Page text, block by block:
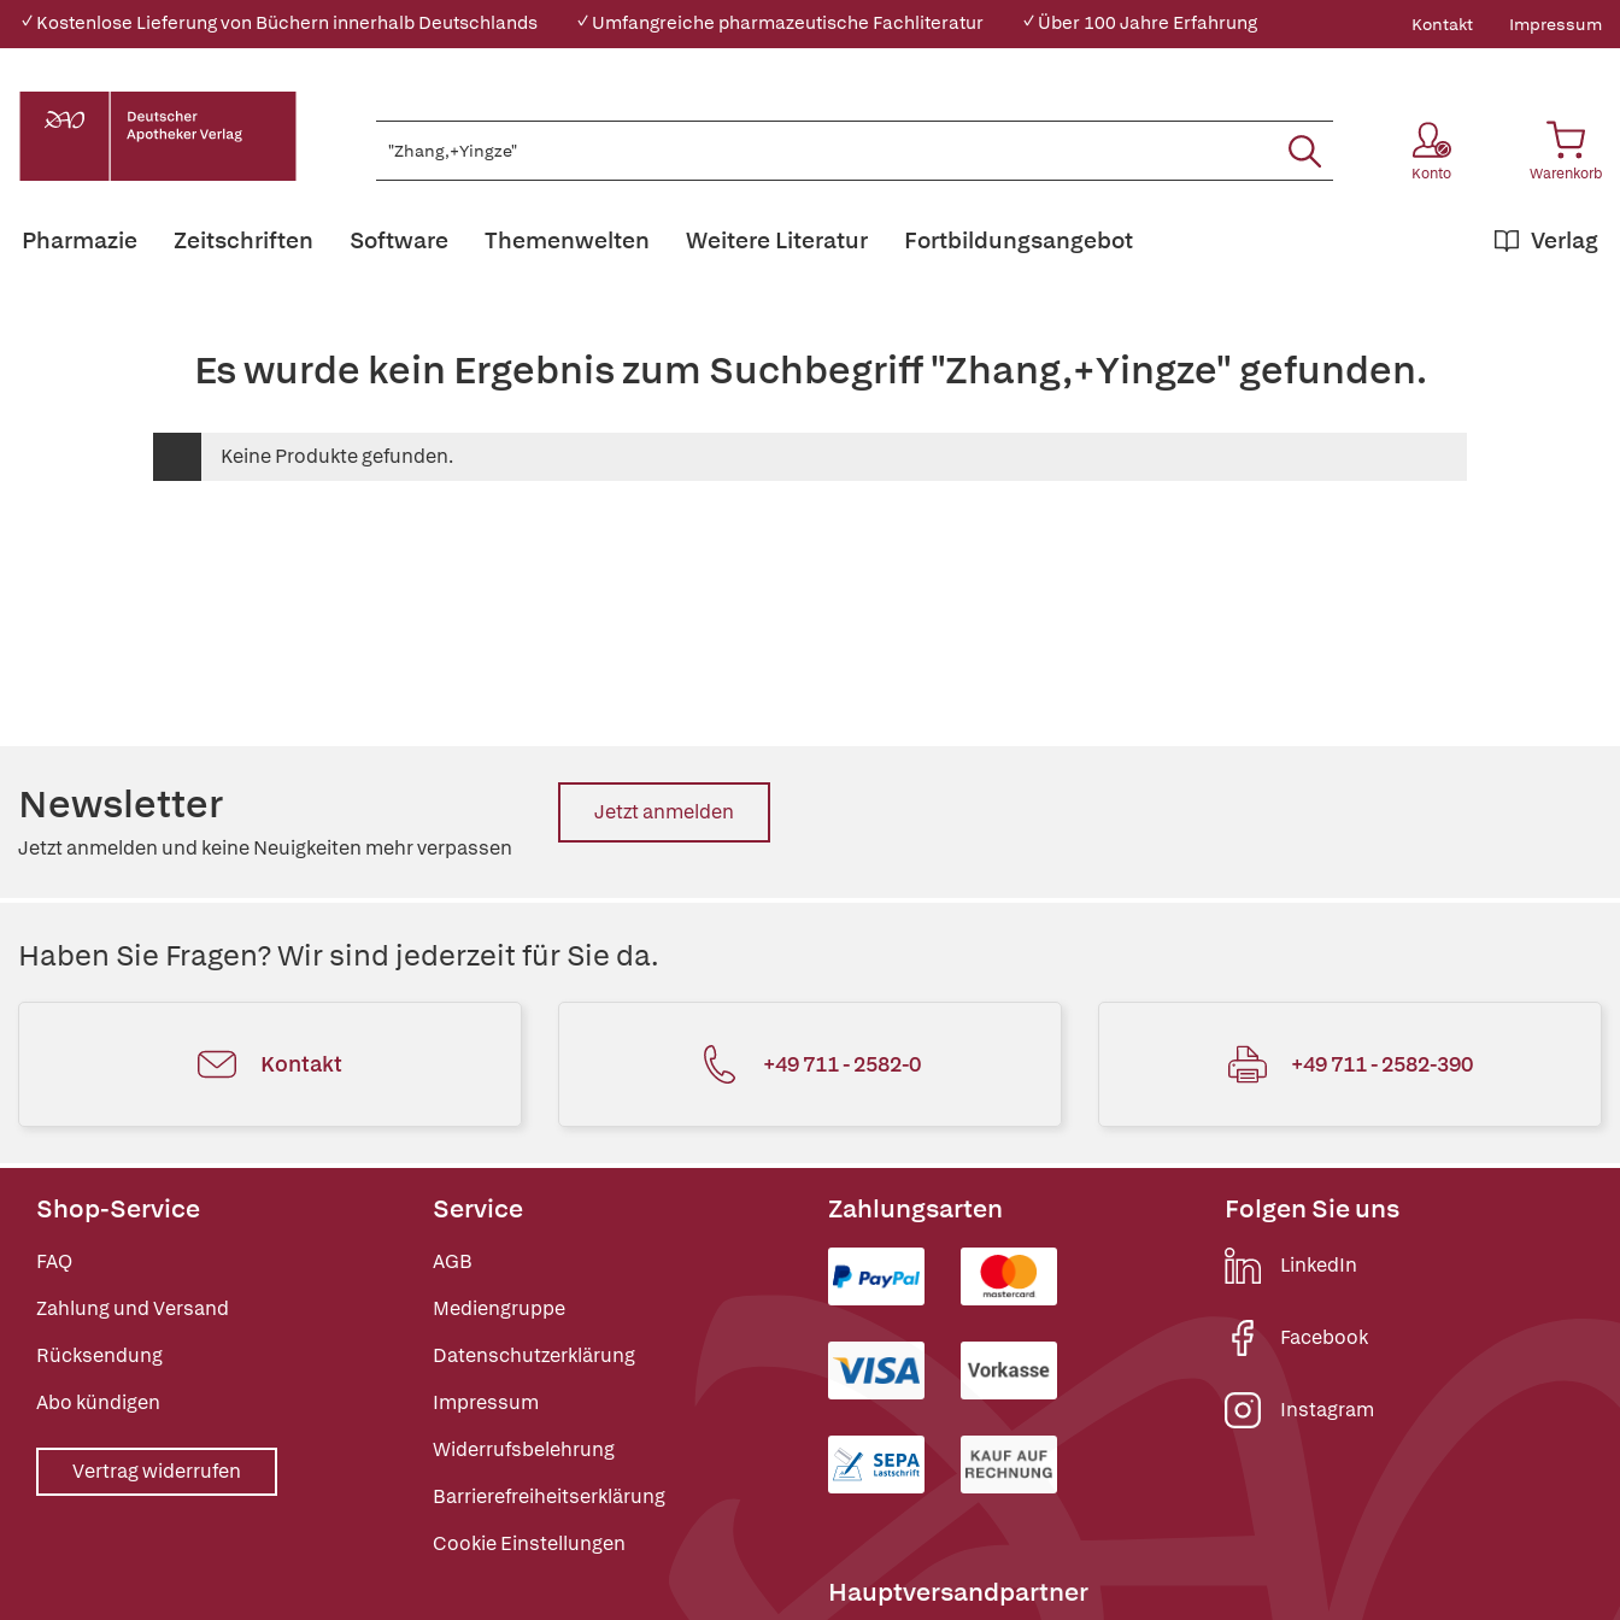
✓ Kostenlose Lieferung von Büchern innerhalb Deutschlands ✓ Umfangreiche pharmazeutische Fachliteratur ✓ Über 100 Jahre Erfahrung Kontakt Impressum
Konto Warenkorb
Pharmazie Zeitschriften Software Themenwelten Weitere Literatur Verlag
Fortbildungsangebot
Es wurde kein Ergebnis zum Suchbegriff "Zhang,+Yingze" gefunden.
Keine Produkte gefunden.
Newsletter
Jetzt anmelden und keine Neuigkeiten mehr verpassen
Jetzt anmelden
Haben Sie Fragen? Wir sind jederzeit für Sie da.
Kontakt +49 711 - 2582-0 +49 711 - 2582-390
Shop-Service
FAQ
Zahlung und Versand
Rücksendung
Abo kündigen
Vertrag widerrufen
Service
AGB
Mediengruppe
Datenschutzerklärung
Impressum
Widerrufsbelehrung
Barrierefreiheitserklärung
Cookie Einstellungen
Zahlungsarten
Hauptversandpartner
Folgen Sie uns
LinkedIn
Facebook
Instagram